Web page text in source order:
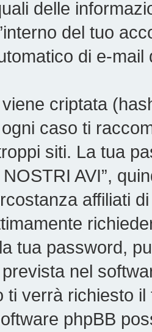
delle
del tuo
di e-mail
criptata
caso ti
siti. La tua
AVI”,
affiliati
tua password,
nel
ti verrà richiesto
phpBB